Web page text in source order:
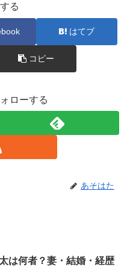
る
はてブ
コピー
ローする
あそはた
は何者？妻・結婚・経歴